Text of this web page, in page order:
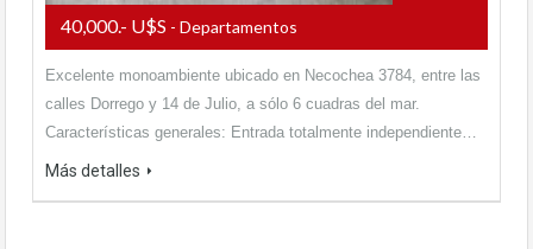
40,000.- U$S - Departamentos
Excelente monoambiente ubicado en Necochea 3784, entre las
calles Dorrego y 14 de Julio, a sólo 6 cuadras del mar.
Características generales: Entrada totalmente independiente…
Más detalles